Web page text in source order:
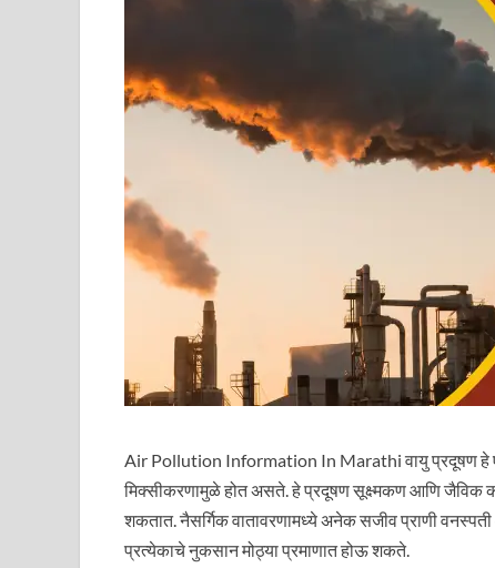
Air Pollution Information In Marathi वायु प्रदूषण हे एक
मिक्सीकरणामुळे होत असते. हे प्रदूषण सूक्ष्मकण आणि जैविक
शकतात. नैसर्गिक वातावरणामध्ये अनेक सजीव प्राणी वनस्पती
प्रत्येकाचे नुकसान मोठ्या प्रमाणात होऊ शकते.